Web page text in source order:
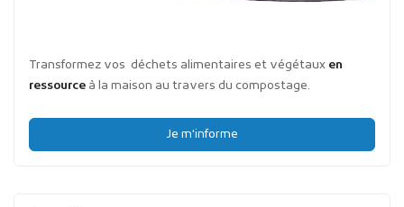
Transformez vos déchets alimentaires et végétaux en
ressourceà la maison au travers du compostage.
Je m'informe